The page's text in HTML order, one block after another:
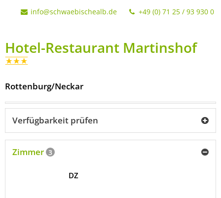
info@schwaebischealb.de +49 (0) 71 25 / 93 930 0
Hotel-Restaurant Martinshof
Rottenburg/Neckar
Verfügbarkeit prüfen
Zimmer 3
DZ